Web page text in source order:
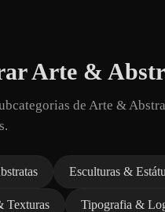
Arte &
de Arte &
Esculturas &
Texturas Tipografia &